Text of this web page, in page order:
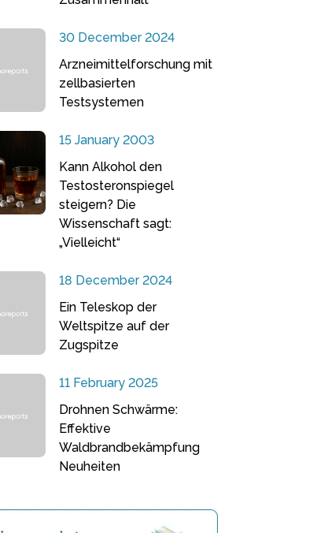
30 December 2024
Arzneimittelforschung mit
zellbasierten
Testsystemen
15 January 2003
Kann Alkohol den
Testosteronspiegel
steigern? Die
Wissenschaft sagt:
„Vielleicht“
18 December 2024
Ein Teleskop der
Weltspitze auf der
Zugspitze
11 February 2025
Drohnen Schwärme:
Effektive
Waldbrandbekämpfung
Neuheiten